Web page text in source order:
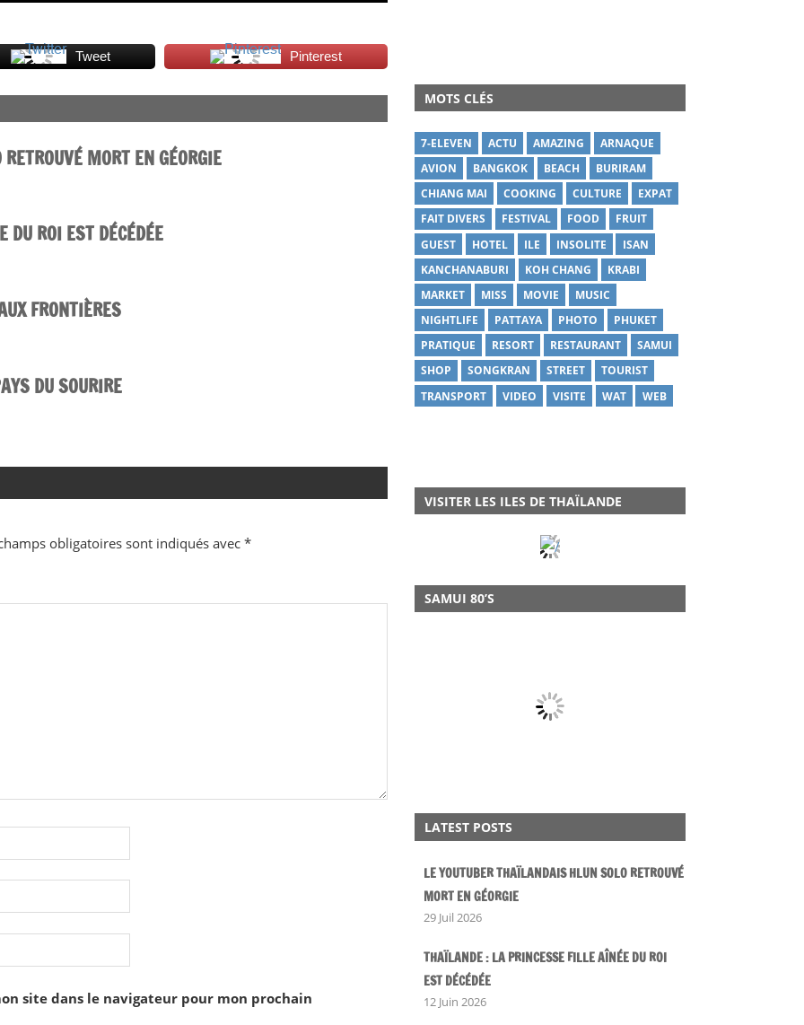
Tweet
Pinterest
MORT EN GÉORGIE
ROI EST DÉCÉDÉE
FRONTIÈRES
DU SOURIRE
obligatoires sont indiqués avec *
site dans le navigateur pour mon prochain
MOTS CLÉS
7-ELEVEN ACTU AMAZING
ARNAQUE
AVION
BANGKOK BEACH
BURIRAM
CHIANG MAI
COOKING CULTURE
EXPAT
FAIT DIVERS
FESTIVAL FOOD
FRUIT
GUEST
HOTEL ILE INSOLITE
ISAN
KANCHANABURI
KOH CHANG
KRABI
MARKET
MISS MOVIE
MUSIC
NIGHTLIFE
PATTAYA PHOTO
PHUKET
PRATIQUE
RESORT RESTAURANT
SAMUI
SHOP
SONGKRAN STREET
TOURIST
TRANSPORT
VIDEO VISITE WAT WEB
VISITER LES ILES DE THAÏLANDE
SAMUI 80’S
LATEST POSTS
LE YOUTUBER THAÏLANDAIS HLUN SOLO RETROUVÉ
MORT EN GÉORGIE
29 Juil 2026
THAÏLANDE : LA PRINCESSE FILLE AÎNÉE DU ROI
EST DÉCÉDÉE
12 Juin 2026